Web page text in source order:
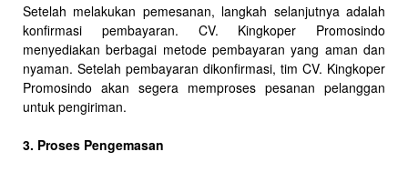
Setelah melakukan pemesanan, langkah selanjutnya adalah
konfirmasi pembayaran. CV. Kingkoper Promosindo
menyediakan berbagai metode pembayaran yang aman dan
nyaman. Setelah pembayaran dikonfirmasi, tim CV. Kingkoper
Promosindo akan segera memproses pesanan pelanggan
untuk pengiriman.
3. Proses Pengemasan